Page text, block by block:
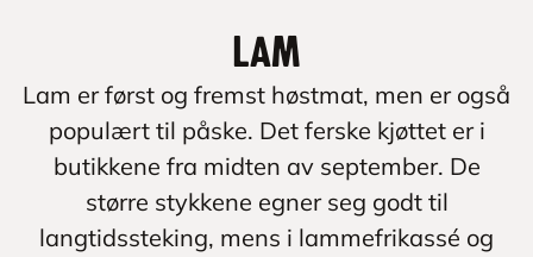
Lam
Lam er først og fremst høstmat, men er også
populært til påske. Det ferske kjøttet er i
butikkene fra midten av september. De
større stykkene egner seg godt til
langtidssteking, mens i lammefrikassé og